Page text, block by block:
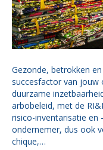
Gezonde, betrokken
succesfactor van jouw
duurzame
arbobeleid, met de
risico-inventarisatie en
ondernemer, dus ook
chique,…